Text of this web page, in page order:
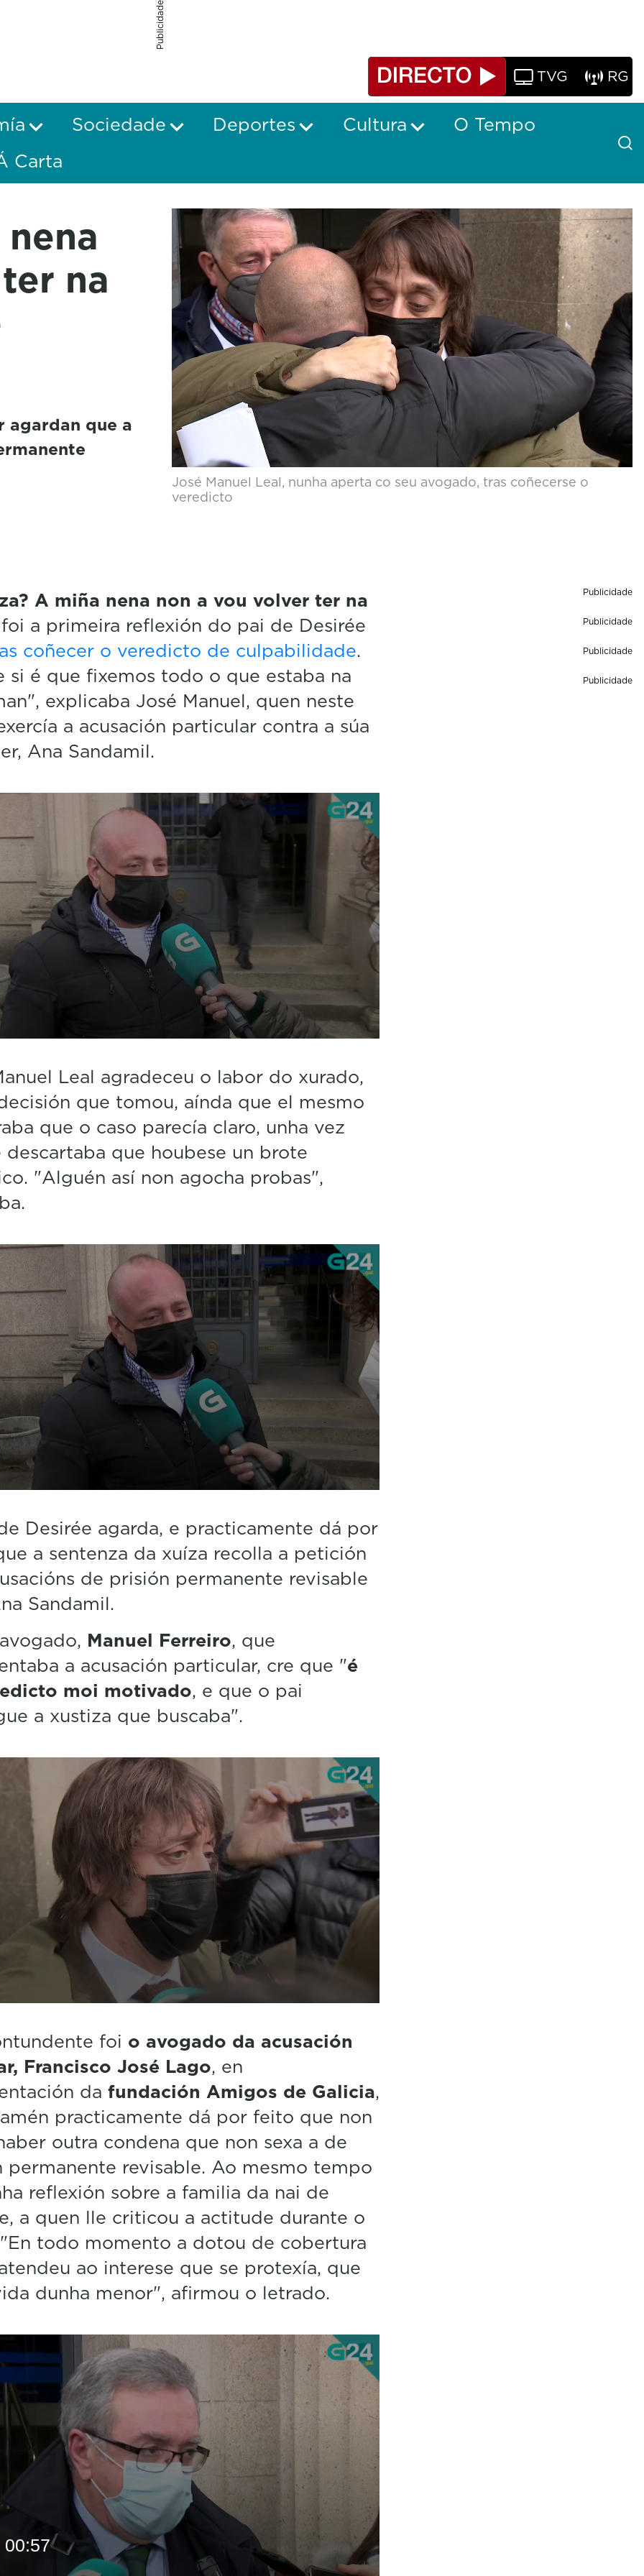
Publicidade
TVG RG
Sociedade Deportes Cultura
O Tempo
Carta
na
agardan que a
José Manuel Leal, nunha aperta co seu avogado, tras coñecerse o
veredicto
A miña nena non a vou volver ter na
a primeira reflexión do pai de Desirée
coñecer o veredicto de culpabilidade.
si é que fixemos todo o que estaba na
explicaba José Manuel, quen neste
a acusación particular contra a súa
Ana Sandamil.
Leal agradeceu o labor do xurado,
que tomou, aínda que el mesmo
que o caso parecía claro, unha vez
descartaba que houbese un brote
"Alguén así non agocha probas",
Desirée agarda, e practicamente dá por
a sentenza da xuíza recolla a petición
de prisión permanente revisable
Sandamil.
Manuel Ferreiro, que
a acusación particular, cre que "é
moi motivado, e que o pai
a xustiza que buscaba".
foi o avogado da acusación
Francisco José Lago, en
da fundación Amigos de Galicia,
practicamente dá por feito que non
outra condena que non sexa a de
permanente revisable. Ao mesmo tempo
reflexión sobre a familia da nai de
a quen lle criticou a actitude durante o
todo momento a dotou de cobertura
ao interese que se protexía, que
dunha menor", afirmou o letrado.
00:57
Publicidade
Publicidade
Publicidade
Publicidade